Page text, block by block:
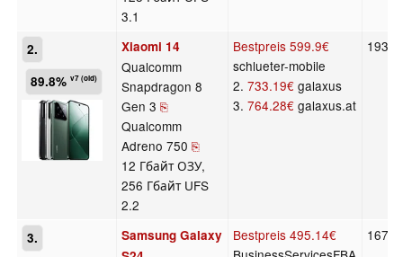
3.1
2.
89.8%v7 (old)
Xiaomi 14
Qualcomm
Snapdragon 8
Gen 3 ⎘
Qualcomm
Adreno 750 ⎘
12 Гбайт ОЗУ,
256 Гбайт UFS
2.2
Bestpreis 599.9€
schlueter-mobile
2.733.19€ galaxus
3.764.28€ galaxus.at
193 г
3.
Samsung Galaxy
Bestpreis 495.14€
167 г